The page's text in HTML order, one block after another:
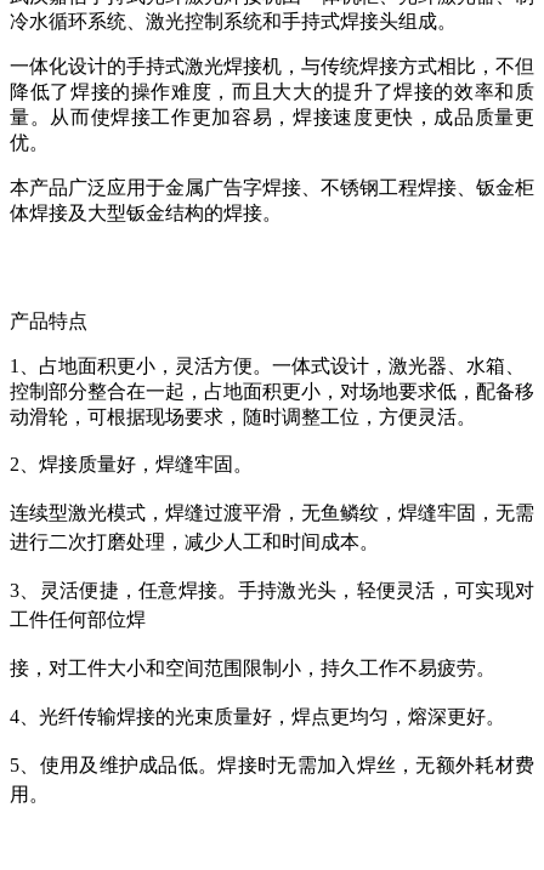
冷水循环系统、激光控制系统和手持式焊接头组成。
一体化设计的手持式激光焊接机，与传统焊接方式相比，不但
降低了焊接的操作难度，而且大大的提升了焊接的效率和质
量。从而使焊接工作更加容易，焊接速度更快，成品质量更
优。
本产品广泛应用于金属广告字焊接、不锈钢工程焊接、钣金柜
体焊接及大型钣金结构的焊接。
产品特点
1、占地面积更小，灵活方便。一体式设计，激光器、水箱、
控制部分整合在一起，占地面积更小，对场地要求低，配备移
动滑轮，可根据现场要求，随时调整工位，方便灵活。
2、焊接质量好，焊缝牢固。
连续型激光模式，焊缝过渡平滑，无鱼鳞纹，焊缝牢固，无需
进行二次打磨处理，减少人工和时间成本。
3、灵活便捷，任意焊接。手持激光头，轻便灵活，可实现对
工件任何部位焊
接，对工件大小和空间范围限制小，持久工作不易疲劳。
4、光纤传输焊接的光束质量好，焊点更均匀，熔深更好。
5、使用及维护成品低。焊接时无需加入焊丝，无额外耗材费
用。